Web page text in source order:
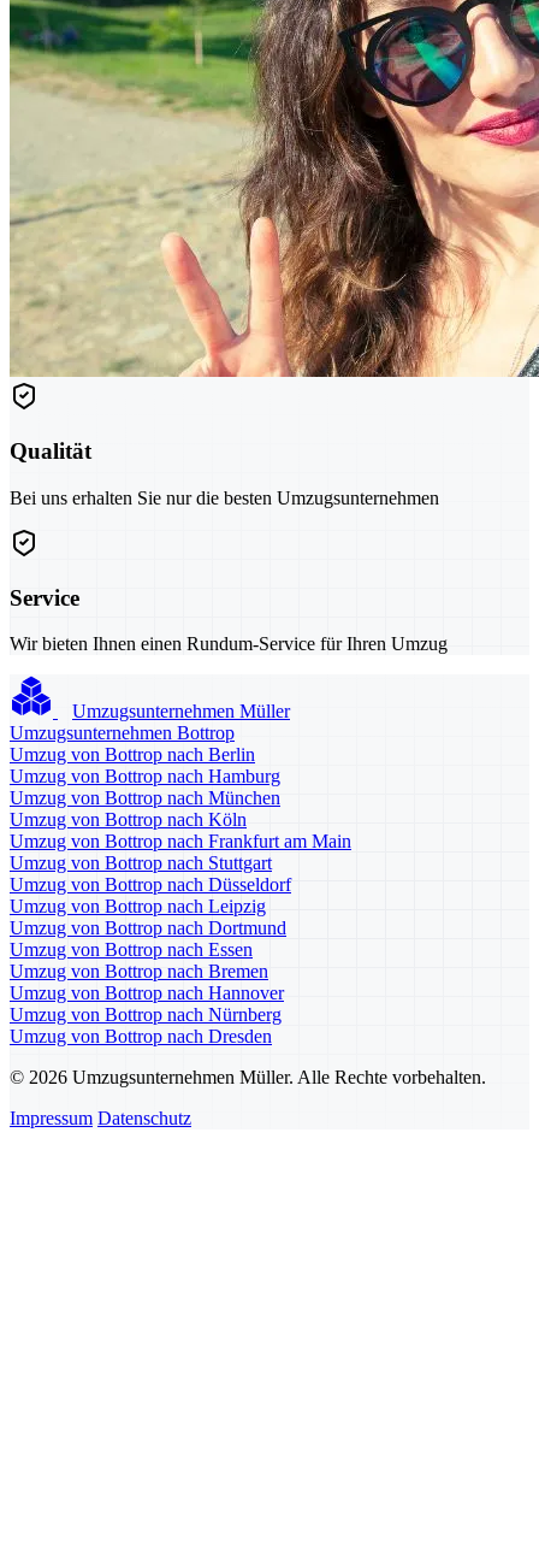
Qualität
Bei uns erhalten Sie nur die besten Umzugsunternehmen
Service
Wir bieten Ihnen einen Rundum-Service für Ihren Umzug
Umzugsunternehmen Müller
Umzugsunternehmen Bottrop
Umzug von Bottrop nach Berlin
Umzug von Bottrop nach Hamburg
Umzug von Bottrop nach München
Umzug von Bottrop nach Köln
Umzug von Bottrop nach Frankfurt am Main
Umzug von Bottrop nach Stuttgart
Umzug von Bottrop nach Düsseldorf
Umzug von Bottrop nach Leipzig
Umzug von Bottrop nach Dortmund
Umzug von Bottrop nach Essen
Umzug von Bottrop nach Bremen
Umzug von Bottrop nach Hannover
Umzug von Bottrop nach Nürnberg
Umzug von Bottrop nach Dresden
© 2026 Umzugsunternehmen Müller. Alle Rechte vorbehalten.
Impressum Datenschutz